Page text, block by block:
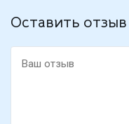
Оставить отзыв